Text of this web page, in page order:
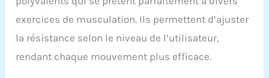
entraînement corporel efficace quand et où vous
voulez! Si vous n'aimez pas les bandes pour une
pour une meilleure solution.
exercices de musculation. Ils permettent d’ajuster
la résistance selon le niveau de l’utilisateur,
rendant chaque mouvement plus efficace.